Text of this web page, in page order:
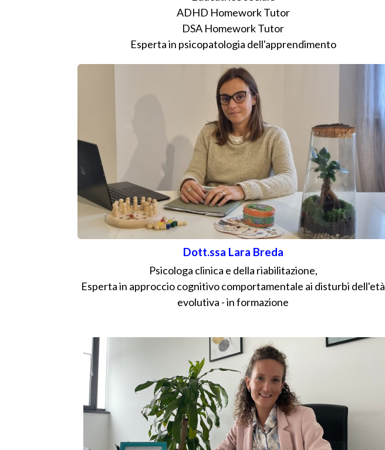
ADHD Homework Tutor
DSA Homework Tutor
Esperta in psicopatologia dell'apprendimento
Dott.ssa Lara Breda
Psicologa clinica e della riabilitazione,
Esperta in approccio cognitivo comportamentale ai disturbi dell'età
evolutiva - in formazione